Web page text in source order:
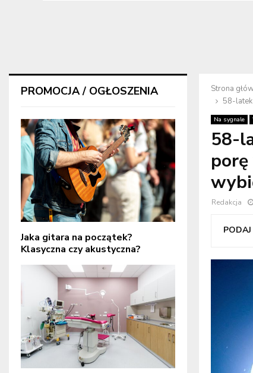
Strona
58-
Na sygnale
58-
Redakcja
PROMOCJA / OGŁOSZENIA
Jaka gitara na początek?
Klasyczna czy akustyczna?